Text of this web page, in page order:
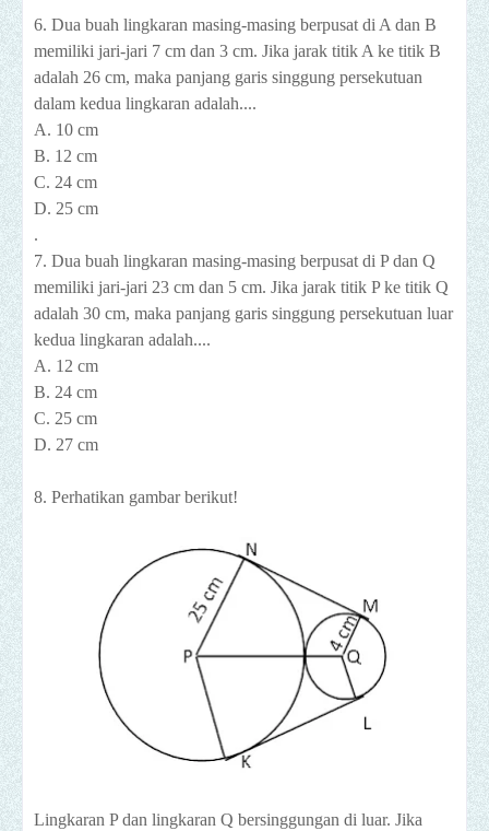
6. Dua buah lingkaran masing-masing berpusat di A dan B
memiliki jari-jari 7 cm dan 3 cm. Jika jarak titik A ke titik B
adalah 26 cm, maka panjang garis singgung persekutuan
dalam kedua lingkaran adalah....
A. 10 cm
B. 12 cm
C. 24 cm
D. 25 cm
.
7. Dua buah lingkaran masing-masing berpusat di P dan Q
memiliki jari-jari 23 cm dan 5 cm. Jika jarak titik P ke titik Q
adalah 30 cm, maka panjang garis singgung persekutuan luar
kedua lingkaran adalah....
A. 12 cm
B. 24 cm
C. 25 cm
D. 27 cm
8. Perhatikan gambar berikut!
Lingkaran P dan lingkaran Q bersinggungan di luar. Jika